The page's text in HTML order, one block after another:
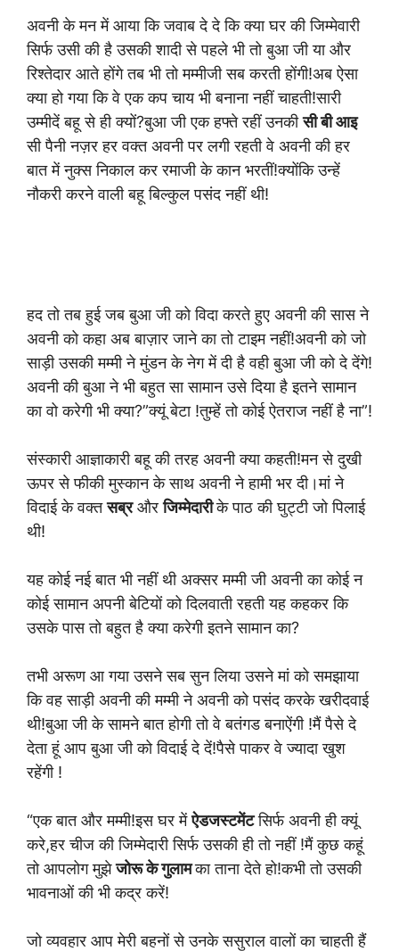
अवनी के मन में आया कि जवाब दे दे कि क्या घर की जिम्मेवारी
सिर्फ उसी की है उसकी शादी से पहले भी तो बुआ जी या और
रिश्तेदार आते होंगे तब भी तो मम्मीजी सब करती होंगी!अब ऐसा
क्या हो गया कि वे एक कप चाय भी बनाना नहीं चाहती!सारी
उम्मीदें बहू से ही क्यों?बुआ जी एक हफ्ते रहीं उनकीसी बी आइ
सी पैनी नज़र हर वक्त अवनी पर लगी रहती वे अवनी की हर
बात में नुक्स निकाल कर रमाजी के कान भरतीं!क्योंकि उन्हें
नौकरी करने वाली बहू बिल्कुल पसंद नहीं थी!
हद तो तब हुई जब बुआ जी को विदा करते हुए अवनी की सास ने
अवनी को कहा अब बाज़ार जाने का तो टाइम नहीं!अवनी को जो
साड़ी उसकी मम्मी ने मुंडन के नेग में दी है वही बुआ जी को दे देंगे!
अवनी की बुआ ने भी बहुत सा सामान उसे दिया है इतने सामान
का वो करेगी भी क्या?”क्यूं बेटा !तुम्हें तो कोई ऐतराज नहीं है ना”!
संस्कारी आज्ञाकारी बहू की तरह अवनी क्या कहती!मन से दुखी
ऊपर से फीकी मुस्कान के साथ अवनी ने हामी भर दी।मां ने
विदाई के वक्तसब्रऔरजिम्मेदारीके पाठ की घुट्टी जो पिलाई
थी!
यह कोई नई बात भी नहीं थी अक्सर मम्मी जी अवनी का कोई न
कोई सामान अपनी बेटियों को दिलवाती रहती यह कहकर कि
उसके पास तो बहुत है क्या करेगी इतने सामान का?
तभी अरूण आ गया उसने सब सुन लिया उसने मां को समझाया
कि वह साड़ी अवनी की मम्मी ने अवनी को पसंद करके खरीदवाई
थी!बुआ जी के सामने बात होगी तो वे बतंगड बनाऐंगी !मैं पैसे दे
देता हूं आप बुआ जी को विदाई दे दें!पैसे पाकर वे ज्यादा खुश
रहेंगी !
“एक बात और मम्मी!इस घर मेंऐडजस्टमेंटसिर्फ अवनी ही क्यूं
करे,हर चीज की जिम्मेदारी सिर्फ उसकी ही तो नहीं !मैं कुछ कहूं
तो आपलोग मुझेजोरू के गुलामका ताना देते हो!कभी तो उसकी
भावनाओं की भी कद्र करें!
जो व्यवहार आप मेरी बहनों से उनके ससुराल वालों का चाहती हैं